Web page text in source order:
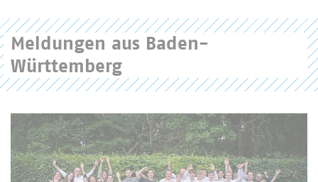
Meldungen aus Baden-
Württemberg